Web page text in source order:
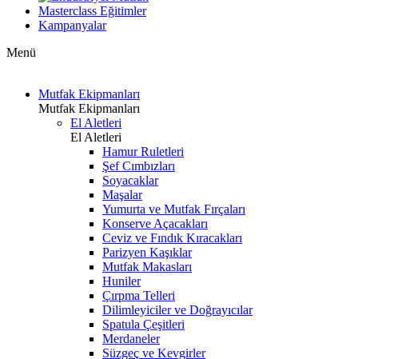
Masterclass Eğitimler
Kampanyalar
Menü
Mutfak Ekipmanları
Mutfak Ekipmanları
El Aletleri
El Aletleri
Hamur Ruletleri
Şef Cımbızları
Soyacaklar
Maşalar
Yumurta ve Mutfak Fırçaları
Konserve Açacakları
Ceviz ve Fındık Kıracakları
Parizyen Kaşıklar
Mutfak Makasları
Huniler
Çırpma Telleri
Dilimleyiciler ve Doğrayıcılar
Spatula Çeşitleri
Merdaneler
Süzgeç ve Kevgirler